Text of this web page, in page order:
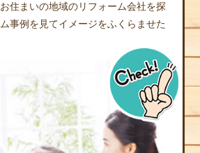
お住まいの地域のリフォーム会社を探
事例を見てイメージをふくらませた